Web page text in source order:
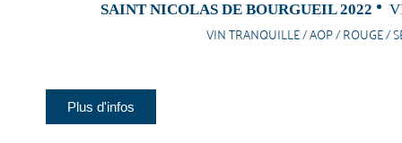
SAINT NICOLAS DE BOURGUEIL 2022
VIN TRANQUILLE / AOP / ROUGE /
Plus d'infos